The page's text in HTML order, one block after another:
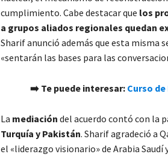
cumplimiento. Cabe destacar que los
a grupos aliados regionales quedan
Sharif anunció además que esta misma
«sentarán las bases para las
➡️ Te puede interesar: Curso
La mediación del acuerdo contó con la
Turquía y Pakistán. Sharif agradeció a
el «liderazgo visionario» de Arabia